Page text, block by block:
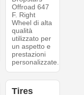
Offroad 647
F. Right
Wheel di alta
qualità
utilizzato per
un aspetto e
prestazioni
personalizzate.
Tires